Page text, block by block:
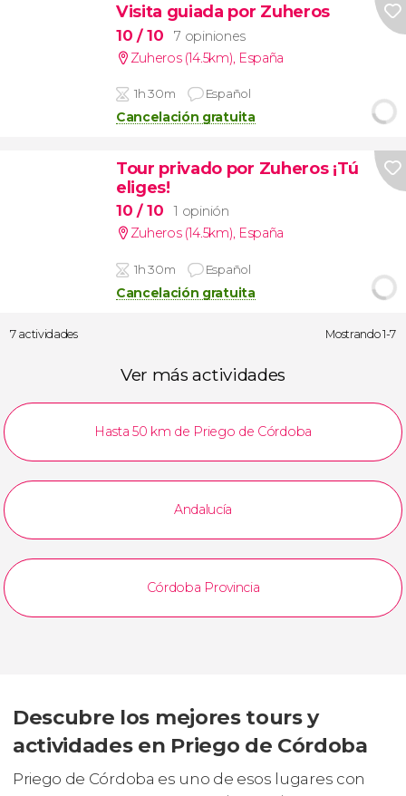
Visita guiada por Zuheros
10 / 10
7 opiniones
Zuheros (14.5km) España
1h 30m Español
Cancelación gratuita
Tour privado por Zuheros ¡Tú
eliges!
10 / 10
1 opinión
Zuheros (14.5km), España
1h 30m Español
Cancelación gratuita
7 actividades Mostrando 1-7
Ver más actividades
Hasta 50 km de Priego de Córdoba
Andalucía
Córdoba Provincia
Descubre los mejores tours y
actividades en Priego de Córdoba
Priego de Córdoba es uno de esos lugares con